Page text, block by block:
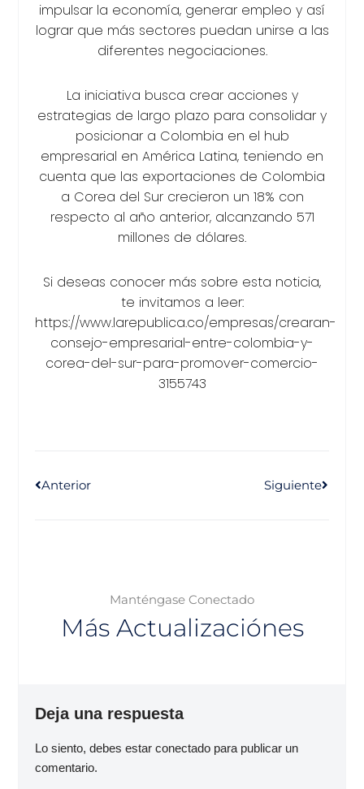
impulsar la economía, generar empleo y así
lograr que más sectores puedan unirse a las
diferentes negociaciones.
La iniciativa busca crear acciones y
estrategias de largo plazo para consolidar y
posicionar a Colombia en el hub
empresarial en América Latina, teniendo en
cuenta que las exportaciones de Colombia
a Corea del Sur crecieron un 18% con
respecto al año anterior, alcanzando 571
millones de dólares.
Si deseas conocer más sobre esta noticia,
te invitamos a leer:
https://www.larepublica.co/empresas/crearan-
consejo-empresarial-entre-colombia-y-
corea-del-sur-para-promover-comercio-
3155743
Anterior Siguiente
Manténgase Conectado
Más Actualizaciónes
Deja una respuesta
Lo siento, debes estarconectado para publicar un
comentario.